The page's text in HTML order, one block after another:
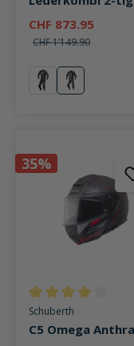
CHF 873.95
CHF 1’149.90
rot schwarz/
35%
Durchschnittliche
Schuberth
C5 Omega